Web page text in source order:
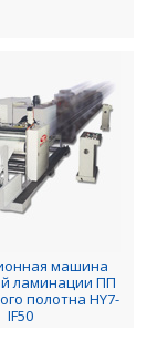
машина
ламинации ПП
полотна HY7-
IF50